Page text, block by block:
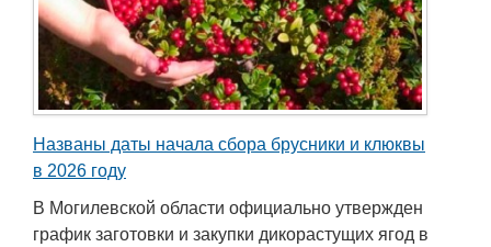
Названы даты начала сбора брусники и клюквы
в 2026 году
В Могилевской области официально утвержден
график заготовки и закупки дикорастущих ягод в